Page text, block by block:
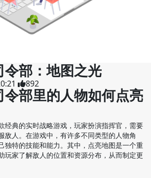
部：地图之光
892
部里的人物如何点亮
经典的实时战略游戏，玩家扮演指挥官，需要
敌人。在游戏中，有许多不同类型的人物角
独特的技能和能力。其中，点亮地图是一个重
玩家了解敌人的位置和资源分布，从而制定更